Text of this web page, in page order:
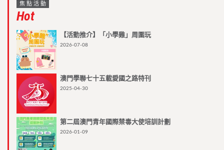
焦點活動
Hot
【活動推介】「小學雞」周圍玩
2026-07-08
澳門學聯七十五載愛國之路特刊
2025-04-30
第二屆澳門青年國際禁毒大使培訓計劃
2026-01-09